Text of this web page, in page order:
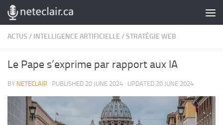
Skip to content
ACTUS / INTELLIGENCE ARTIFICIELLE /STRATÉGIE WEB
Le Pape s’exprime par rapport aux IA
BY NETECLAIR · PUBLISHED 20 JUNE 2024 · UPDATED 20 JUNE 2024